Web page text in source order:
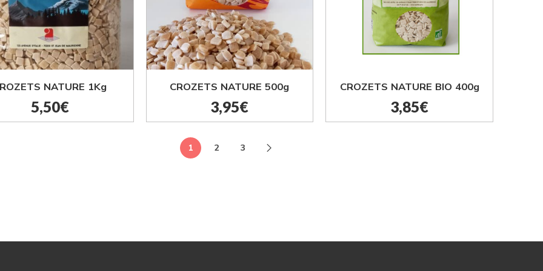
NATURE 1Kg
5,50€
CROZETS NATURE 500g
3,95€
CROZETS NATURE BIO 400g
3,85€
1 2 3